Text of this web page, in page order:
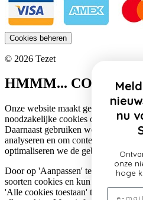
Cookies beheren
© 2026 Tezet
HMMM... COOKIES!
Onze website maakt gebruik van
noodzakelijke cookies om de
Daarnaast gebruiken we cookies om
analyseren en om content te
optimaliseren we de
Door op 'Aanpassen' te klikken,
soorten cookies en kun je jouw
'Alle cookies toestaan' te klikken, ga
nu
onze
hoge
Email